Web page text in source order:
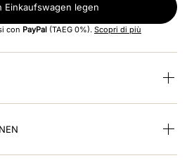
Einkaufswagen legen
con PayPal (TAEG 0%). Scopri di più